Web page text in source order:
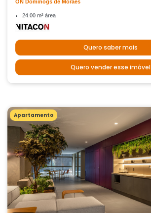
ON Dominogs de Moraes
24.00 m² área
Quero saber mais
Quero vender esse imóvel
Apartamento